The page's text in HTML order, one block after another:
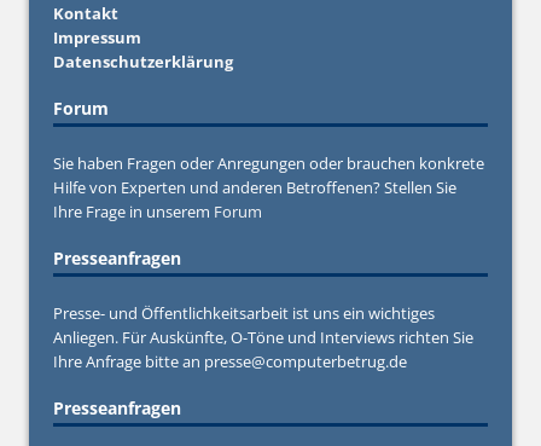
Kontakt
Impressum
Datenschutzerklärung
Forum
Sie haben Fragen oder Anregungen oder brauchen konkrete
Hilfe von Experten und anderen Betroffenen? Stellen Sie
Ihre Frage in unserem Forum
Presseanfragen
Presse- und Öffentlichkeitsarbeit ist uns ein wichtiges
Anliegen. Für Auskünfte, O-Töne und Interviews richten Sie
Ihre Anfrage bitte an presse@computerbetrug.de
Presseanfragen